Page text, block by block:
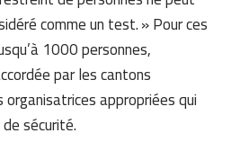
comme un test. » Pour ces
1000 personnes,
par les cantons
appropriées qui
sécurité.